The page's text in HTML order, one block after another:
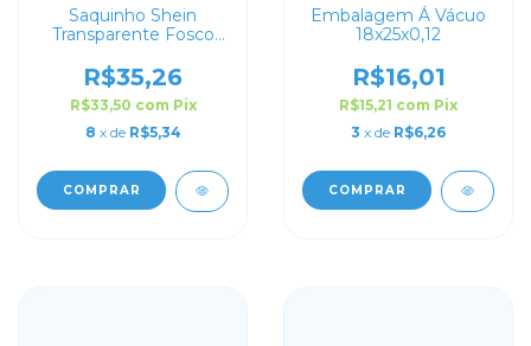
Saquinho Shein
Transparente Fosco
R$35,26
R$33,50 com Pix
8 x de R$5,34
COMPRAR
Embalagem Á Vácuo
18x25x0,12
R$16,01
R$15,21 com Pix
3 x de R$6,26
COMPRAR